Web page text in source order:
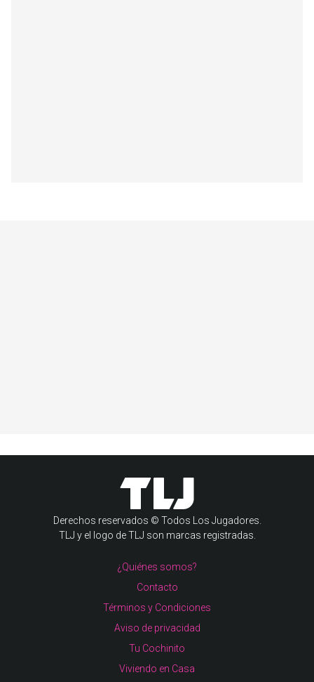
Derechos reservados © Todos Los Jugadores.
TLJ y el logo de TLJ son marcas registradas.
¿Quiénes somos?
Contacto
Términos y Condiciones
Aviso de privacidad
Tu Cochinito
Viviendo en Casa